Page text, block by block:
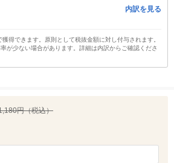
内訳を見る
得できます。原則として税抜金額に対し付与されます。
が少ない場合があります。詳細は内訳からご確認くださ
円（税込）